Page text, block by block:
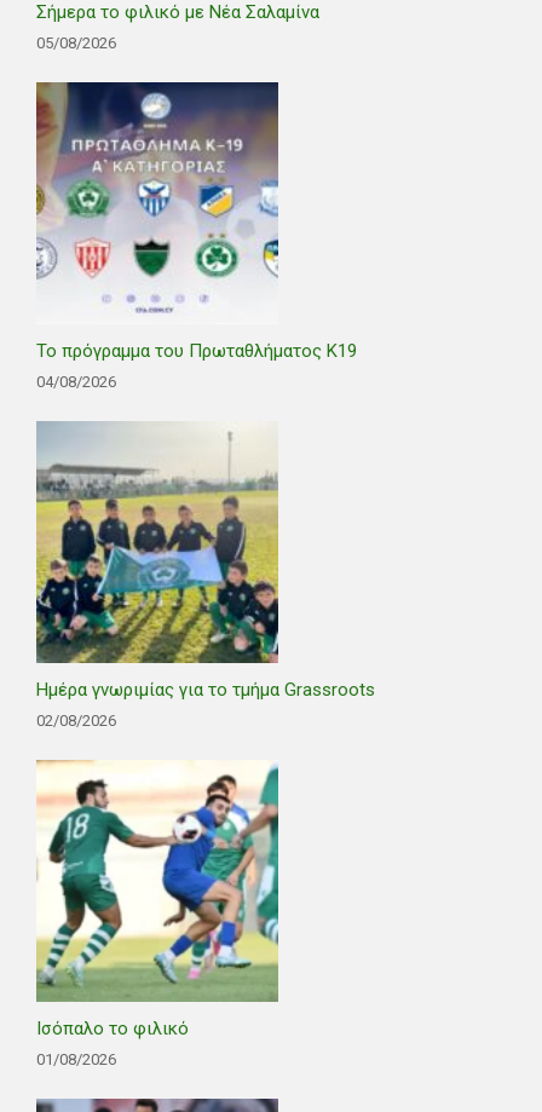
Σήμερα το φιλικό με Νέα Σαλαμίνα
05/08/2026
Το πρόγραμμα του Πρωταθλήματος Κ19
04/08/2026
Ημέρα γνωριμίας για το τμήμα Grassroots
02/08/2026
Ισόπαλο το φιλικό
01/08/2026